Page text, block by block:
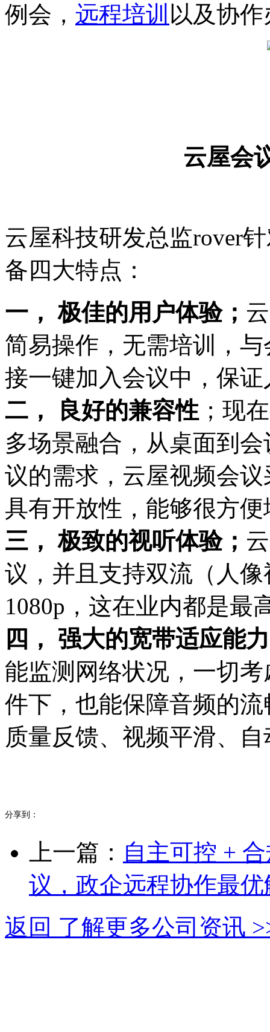
例会， 远程培训 以及协
云屋会
云屋科技研发总监rover
备四大特点：
一，极佳的用户体验；
简易操作，无需培训，
接一键加入会议中，保
二， 良好的兼容性 ；现
多场景融合，从桌面到
议的需求，云屋视频会
具有开放性，能够很方
三， 极致的视听体验；
议，并且支持双流（人
1080p，这在业内都是最
四， 强大的宽带适应能力
能监测网络状况，一切
件下，也能保障音频的
质量反馈、视频平滑、
分享到：
上一篇： 自主可控 +
议，政企远程协作最优
返回 了解更多公司资讯